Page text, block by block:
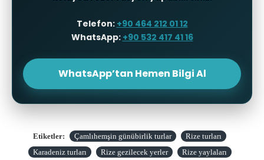
Telefon: +90 464 212 01 12
WhatsApp: +90 532 417 41 16
WhatsApp’tan Hemen Bilgi Al
Etiketler: Çamlıhemşin günübirlik turlar
Rize turları
Karadeniz turları
Rize gezilecek yerler
Rize yaylaları